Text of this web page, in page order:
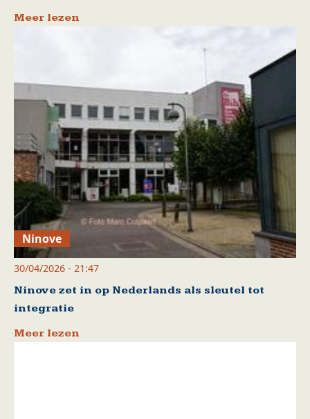
Meer lezen
Ninove
30/04/2026 - 21:47
Ninove zet in op Nederlands als sleutel tot
integratie
Meer lezen